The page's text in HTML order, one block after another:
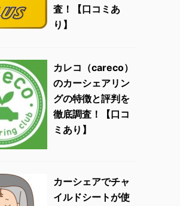
査！【口コミあ
り】
カレコ（careco）
のカーシェアリン
グの特徴と評判を
徹底調査！【口コ
ミあり】
カーシェアでチャ
イルドシートが使